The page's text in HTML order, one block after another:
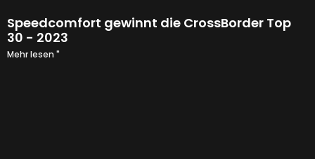
Speedcomfort gewinnt die CrossBorder Top
30 - 2023
Mehr lesen "